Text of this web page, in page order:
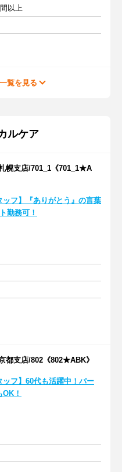
以上
覧を見る
ルケア
幌支店/701_1《701_1★A
ッフ】『ありがとう』の言葉
勤務可！
都支店/802《802★ABK》
ッフ】60代も活躍中！パー
OK！